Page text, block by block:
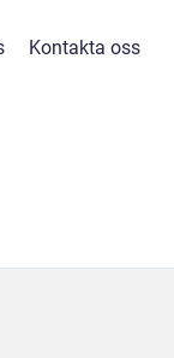
Kontakta oss